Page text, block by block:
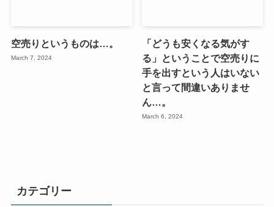
空売りというものは…。
March 7, 2024
「どうも安くなる気がす
る」ということで空売りに
手を出すという人はいない
と言って間違いありませ
ん…。
March 6, 2024
カテゴリー